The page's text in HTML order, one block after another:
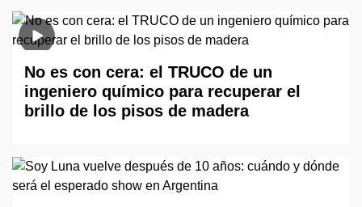
No es con cera: el TRUCO de un
ingeniero químico para recuperar el
brillo de los pisos de madera